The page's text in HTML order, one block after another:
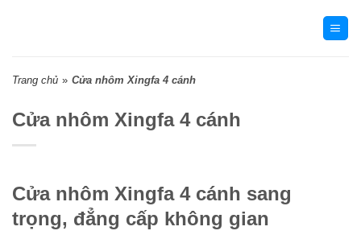
Trang chủ » Cửa nhôm Xingfa 4 cánh
Cửa nhôm Xingfa 4 cánh
Cửa nhôm Xingfa 4 cánh sang
trọng, đẳng cấp không gian